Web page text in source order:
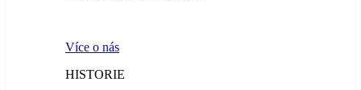
Více o nás
HISTORIE